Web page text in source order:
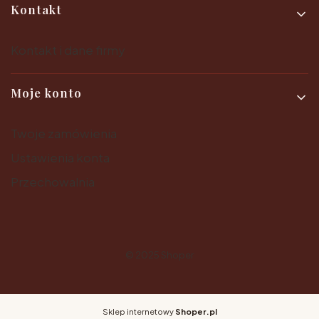
Kontakt
Moje konto
Sklep internetowy Shoper.pl